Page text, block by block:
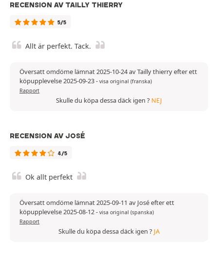
RECENSION AV TAILLY THIERRY
5/5
Allt är perfekt. Tack.
Översatt omdöme lämnat 2025-10-24 av Tailly thierry efter ett
köpupplevelse 2025-09-23- visa original (franska)
Rapport
Skulle du köpa dessa däck igen ? NEJ
RECENSION AV JOSÉ
4/5
Ok allt perfekt
Översatt omdöme lämnat 2025-09-11 av José efter ett
köpupplevelse 2025-08-12- visa original (spanska)
Rapport
Skulle du köpa dessa däck igen ? JA